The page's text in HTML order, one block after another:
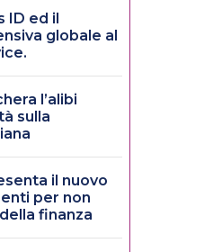
ID ed il
globale al
l’alibi
sulla
il nuovo
per non
finanza